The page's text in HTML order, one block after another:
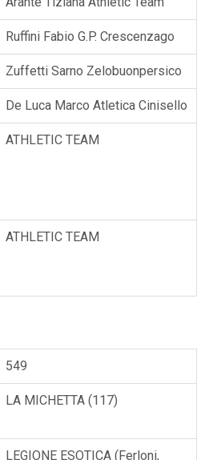
Ruffini Fabio G.P. Crescenzago
Zuffetti Sarno Zelobuonpersico
De Luca Marco Atletica Cinisello
ATHLETIC TEAM
ATHLETIC TEAM
549
LA MICHETTA (117)
LEGIONE ESOTICA (Ferloni,